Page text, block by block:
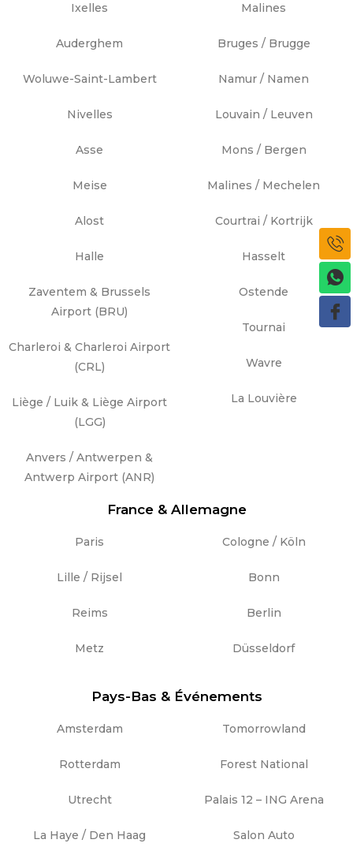
Ixelles
Auderghem
Woluwe-Saint-Lambert
Nivelles
Asse
Meise
Alost
Halle
Zaventem & Brussels
Airport (BRU)
Charleroi & Charleroi Airport
(CRL)
Liège / Luik & Liège Airport
(LGG)
Anvers / Antwerpen &
Antwerp Airport (ANR)
Malines
Bruges / Brugge
Namur / Namen
Louvain / Leuven
Mons / Bergen
Malines / Mechelen
Courtrai / Kortrijk
Hasselt
Ostende
Tournai
Wavre
La Louvière
France & Allemagne
Paris
Lille / Rijsel
Reims
Metz
Cologne / Köln
Bonn
Berlin
Düsseldorf
Pays-Bas & Événements
Amsterdam
Rotterdam
Utrecht
La Haye / Den Haag
Tomorrowland
Forest National
Palais 12 – ING Arena
Salon Auto